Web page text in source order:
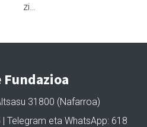
zi…
Fundazioa
31800 (Nafarroa)
Telegram eta WhatsApp: 618